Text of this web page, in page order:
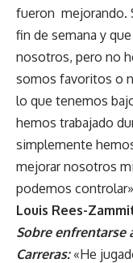
fueron mejorando.
fin de semana y
nosotros, pero no
somos favoritos o
lo que tenemos
hemos trabajado
simplemente
mejorar nosotros
podemos
Louis Rees-
Sobre enfrentarse
Carreras: «He